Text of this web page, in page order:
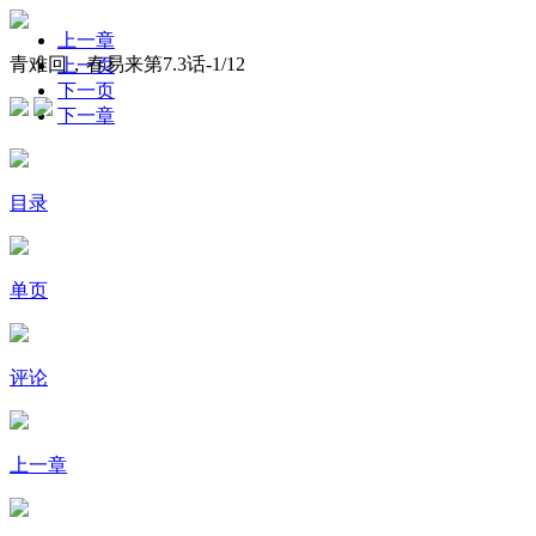
青难回，春易来第7.3话-1/12
上一章
上一页
下一页
下一章
目录
单页
评论
上一章